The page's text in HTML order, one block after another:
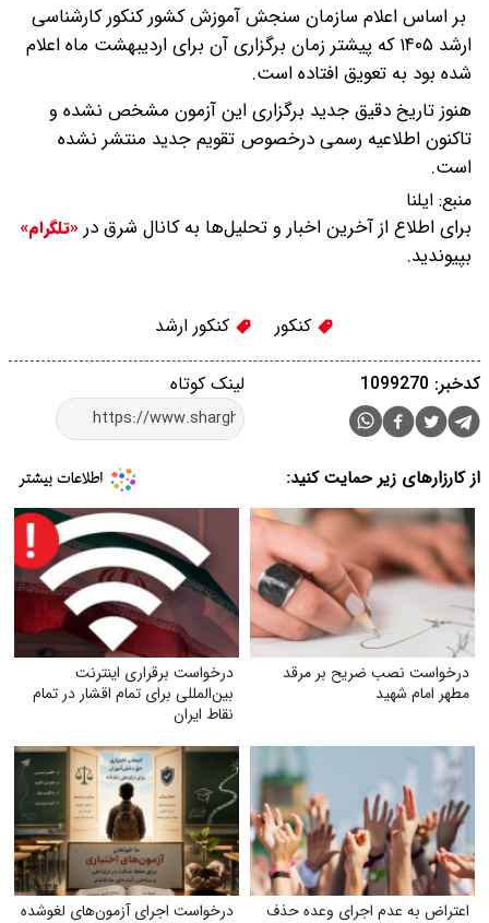
بر اساس اعلام سازمان سنجش آموزش کشور کنکور کارشناسی
ارشد ۱۴۰۵ که پیشتر زمان برگزاری آن برای اردیبهشت ماه اعلام
شده بود به تعویق افتاده است.
هنوز تاریخ دقیق جدید برگزاری این آزمون مشخص نشده و
تاکنون اطلاعیه رسمی درخصوص تقویم جدید منتشر نشده
است.
منبع: ایلنا
برای اطلاع از آخرین اخبار و تحلیل‌ها به کانال شرق در «تلگرام»
بپیوندید.
کنکور کنکور ارشد
لینک کوتاه کدخبر: 1099270
از کارزارهای زیر حمایت کنید:
درخواست نصب ضریح بر مرقد
مطهر امام شهید
درخواست برقراری اینترنت
بین‌المللی برای تمام اقشار در تمام
نقاط ایران
اعتراض به عدم اجرای وعده حذف
درخواست اجرای آزمون‌های لغوشده